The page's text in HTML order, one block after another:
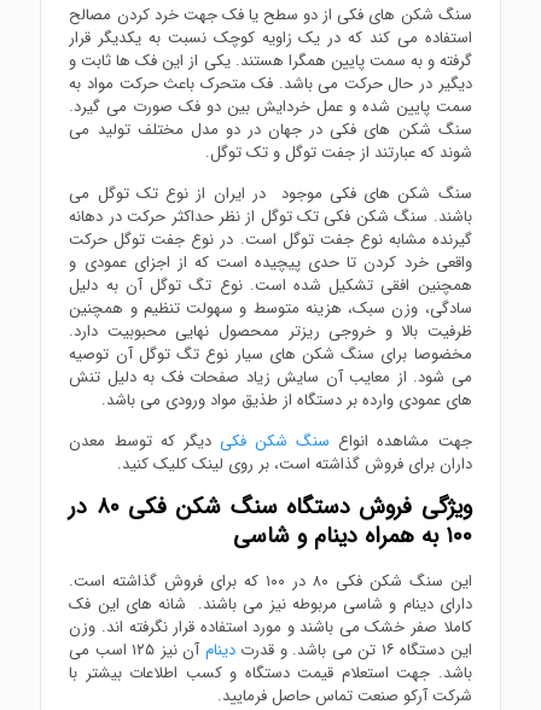
سنگ شکن های فکی از دو سطح یا فک جهت خرد کردن مصالح
استفاده می کند که در یک زاویه کوچک نسبت به یکدیگر قرار
گرفته و به سمت پایین همگرا هستند. یکی از این فک ها ثابت و
دیگیر در حال حرکت می باشد. فک متحرک باعث حرکت مواد به
سمت پایین شده و عمل خردایش بین دو فک صورت می گیرد.
سنگ شکن های فکی در جهان در دو مدل مختلف تولید می
شوند که عبارتند از جفت توگل و تک توگل.
سنگ شکن های فکی موجود در ایران از نوع تک توگل می
باشند. سنگ شکن فکی تک توگل از نظر حداکثر حرکت در دهانه
گیرنده مشابه نوع جفت توگل است. در نوع جفت توگل حرکت
واقعی خرد کردن تا حدی پیچیده است که از اجزای عمودی و
همچنین افقی تشکیل شده است. نوع تگ توگل آن به دلیل
سادگی، وزن سبک، هزینه متوسط ​​و سهولت تنظیم و همچنین
ظرفیت بالا و خروجی ریزتر ممحصول نهایی محبوبیت دارد.
مخضوصا برای سنگ شکن های سیار نوع تگ توگل آن توصیه
می شود. از معایب آن سایش زیاد صفحات فک به دلیل تنش
های عمودی وارده بر دستگاه از طذیق مواد ورودی می باشد.
جهت مشاهده انواع سنگ شکن فکی دیگر که توسط معدن
داران برای فروش گذاشته است، بر روی لینک کلیک کنید.
ویژگی فروش دستگاه سنگ شکن فکی ۸۰ در
۱۰۰ به همراه دینام و شاسی
این سنگ شکن فکی ۸۰ در ۱۰۰ که برای فروش گذاشته است.
دارای دینام و شاسی مربوطه نیز می باشند. شانه های این فک
کاملا صفر خشک می باشند و مورد استفاده قرار نگرفته اند. وزن
این دستگاه ۱۶ تن می باشد. و قدرت
دینام
آن نیز ۱۲۵ اسب می
باشد. جهت استعلام قیمت دستگاه و کسب اطلاعات بیشتر با
شرکت آرکو صنعت تماس حاصل فرمایید.